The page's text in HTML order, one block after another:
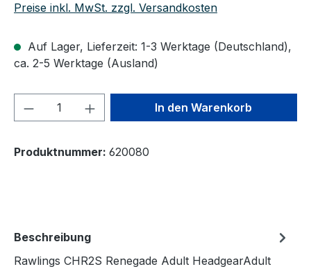
Preise inkl. MwSt. zzgl. Versandkosten
Auf Lager, Lieferzeit: 1-3 Werktage (Deutschland),
ca. 2-5 Werktage (Ausland)
Produkt Anzahl: Gib denIn den Warenkorb
Produktnummer: 620080
Beschreibung
Rawlings CHR2S Renegade Adult HeadgearAdult